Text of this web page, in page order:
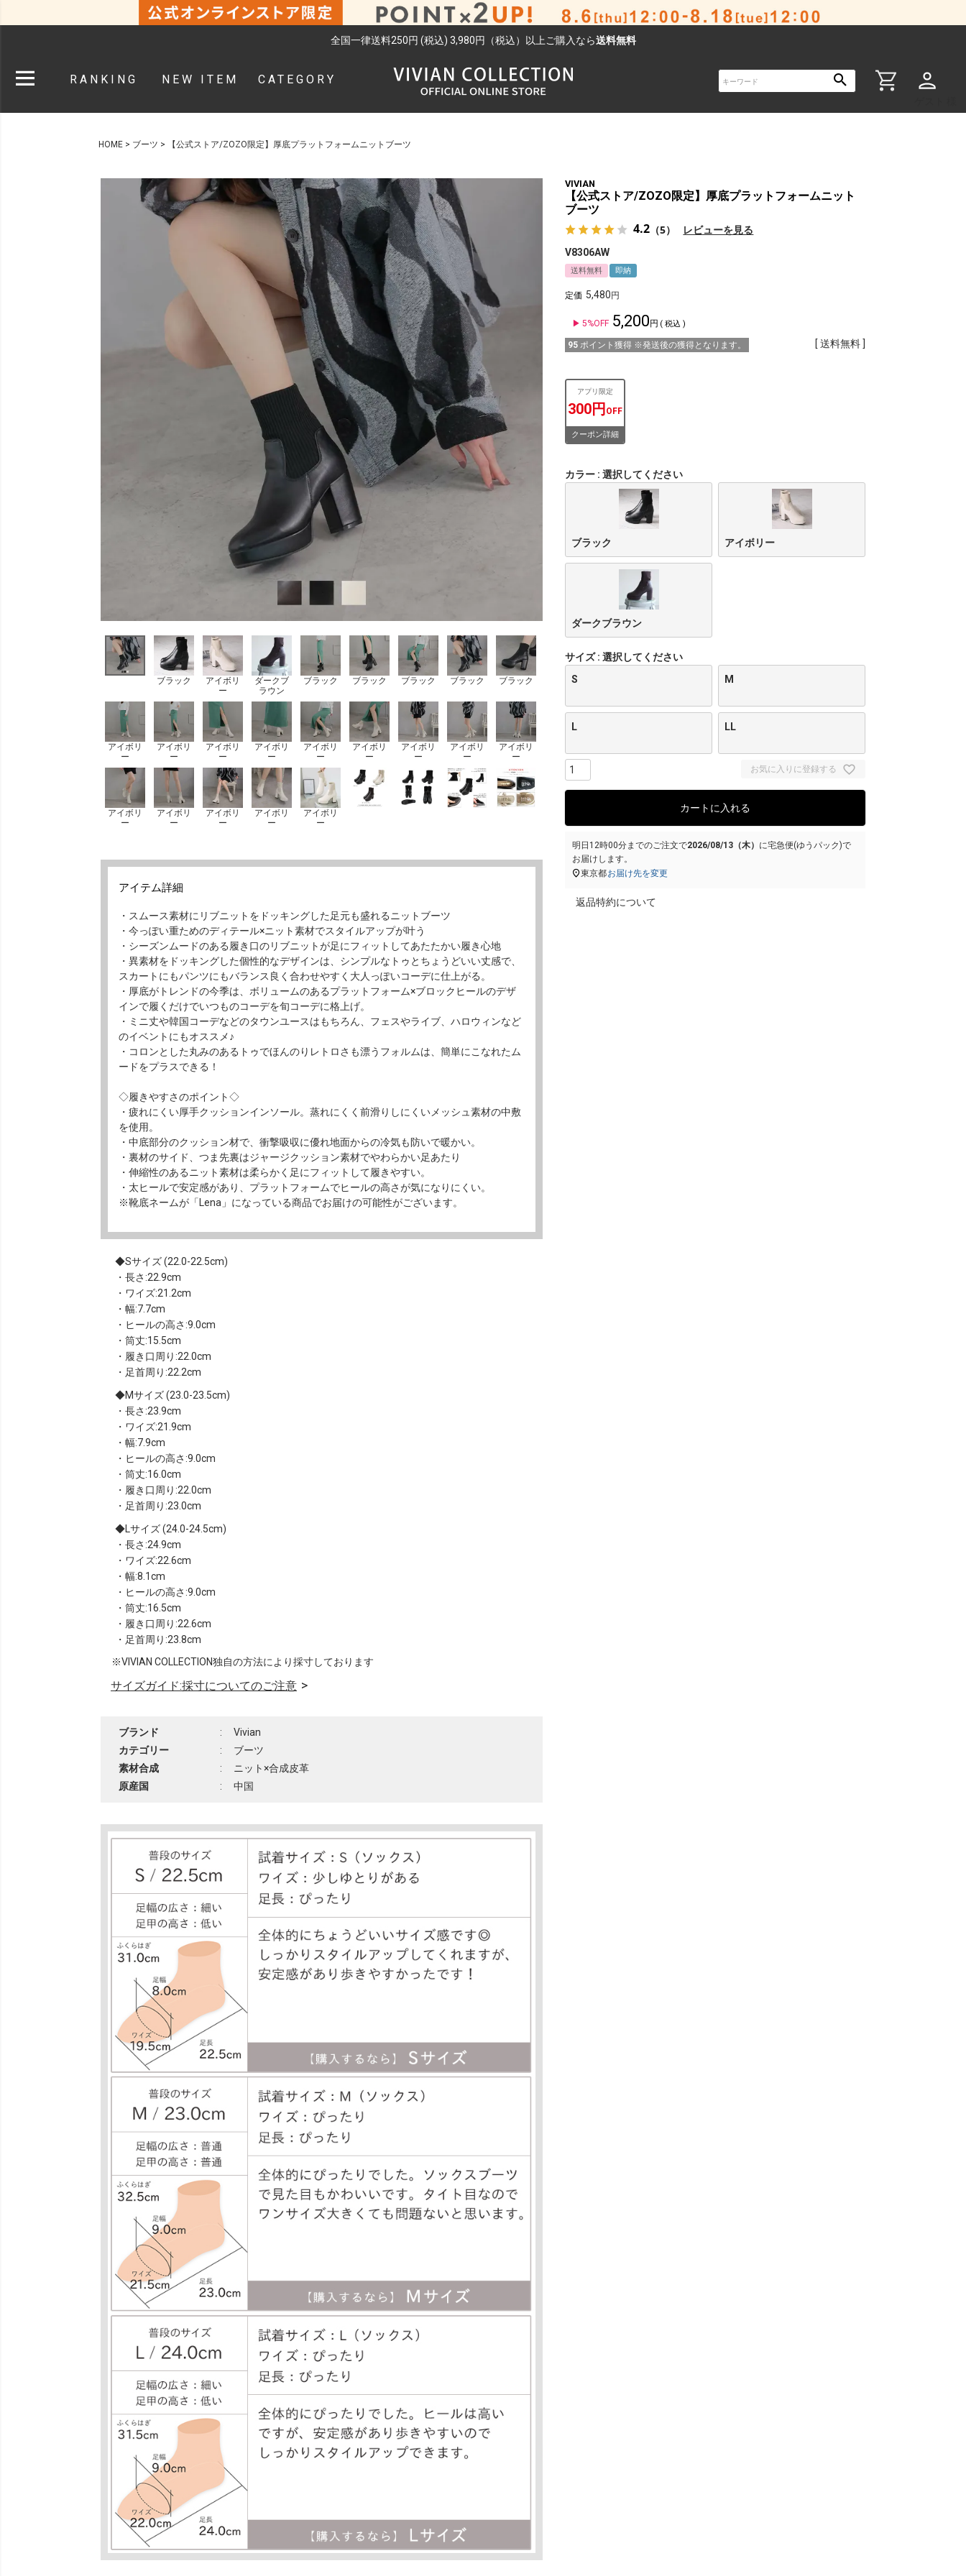
全国一律送料250円 (税込) 3,980円（税込）以上ご購入なら送料無料
RANKING NEW ITEM CATEGORY
検索
HOME ブーツ 【公式ストア/ZOZO限定】厚底プラットフォームニットブーツ
ブラック
アイボリ
ー
ダークブ
ラウン
ブラック ブラック ブラック ブラック ブラック
アイボリ
ー
アイボリ
ー
アイボリ
ー
アイボリ
ー
アイボリ
ー
アイボリ
ー
アイボリ
ー
アイボリ
ー
アイボリ
ー
アイボリ
ー
アイボリ
ー
アイボリ
ー
アイボリ
ー
アイボリ
ー
アイテム詳細
・スムース素材にリブニットをドッキングした足元も盛れるニットブーツ
・今っぽい重ためのディテール×ニット素材でスタイルアップが叶う
・シーズンムードのある履き口のリブニットが足にフィットしてあたたかい履き心地
・異素材をドッキングした個性的なデザインは、シンプルなトゥとちょうどいい丈感で、
スカートにもパンツにもバランス良く合わせやすく大人っぽいコーデに仕上がる。
・厚底がトレンドの今季は、ボリュームのあるプラットフォーム×ブロックヒールのデザ
インで履くだけでいつものコーデを旬コーデに格上げ。
・ミニ丈や韓国コーデなどのタウンユースはもちろん、フェスやライブ、ハロウィンなど
のイベントにもオススメ♪
・コロンとした丸みのあるトゥでほんのりレトロさも漂うフォルムは、簡単にこなれたム
ードをプラスできる！
◇履きやすさのポイント◇
・疲れにくい厚手クッションインソール。蒸れにくく前滑りしにくいメッシュ素材の中敷
を使用。
・中底部分のクッション材で、衝撃吸収に優れ地面からの冷気も防いで暖かい。
・裏材のサイド、つま先裏はジャージクッション素材でやわらかい足あたり
・伸縮性のあるニット素材は柔らかく足にフィットして履きやすい。
・太ヒールで安定感があり、プラットフォームでヒールの高さが気になりにくい。
※靴底ネームが「Lena」になっている商品でお届けの可能性がございます。
Sサイズ (22.0-22.5cm)
・長さ:22.9cm
・ワイズ:21.2cm
・幅:7.7cm
・ヒールの高さ:9.0cm
・筒丈:15.5cm
・履き口周り:22.0cm
・足首周り:22.2cm
Mサイズ (23.0-23.5cm)
・長さ:23.9cm
・ワイズ:21.9cm
・幅:7.9cm
・ヒールの高さ:9.0cm
・筒丈:16.0cm
・履き口周り:22.0cm
・足首周り:23.0cm
Lサイズ (24.0-24.5cm)
・長さ:24.9cm
・ワイズ:22.6cm
・幅:8.1cm
・ヒールの高さ:9.0cm
・筒丈:16.5cm
・履き口周り:22.6cm
・足首周り:23.8cm
※VIVIAN COLLECTION独自の方法により採寸しております
サイズガイド:採寸についてのご注意
ブランド :
Vivian
カテゴリー
:
ブーツ
素材合成
:
ニット×合成皮革
原産国
: 中国
VIVIAN
【公式ストア/ZOZO限定】厚底プラットフォームニット
ブーツ
4.2 （5） レビューを見る
V8306AW
送料無料 即納
定価 5,480
5%OFF 5,200 税込
95 ポイント獲得 ※発送後の獲得となります。 送料無料
アプリ限定
300円 OFF
クーポン詳細
カラー 選択してください
ブラック アイボリー
ダークブラウン
サイズ
選択してください
S
M
L LL
お気に入りに登録する
カートに入れる
明日 12時00分までのご注文で2026/08/13（木） に宅急便(ゆうパック)で
お届けします。
東京都お届け先を変更
返品特約について